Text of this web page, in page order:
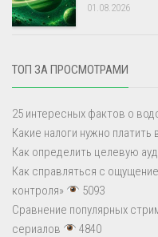
01.08.2026
ТОП ЗА ПРОСМОТРАМИ
25 интересных фактов о
Какие налоги нужно платить
Как определить целевую
Как справляться с
контроля»
5093
Сравнение популярных
сериалов
4840